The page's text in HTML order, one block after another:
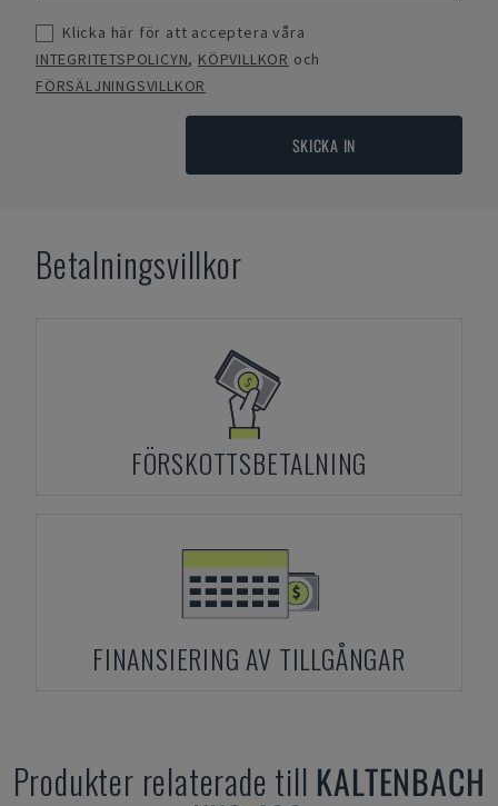
Klicka här för att acceptera våra
INTEGRITETSPOLICYN, KÖPVILLKOR och
FÖRSÄLJNINGSVILLKOR
SKICKA IN
Betalningsvillkor
FÖRSKOTTSBETALNING
FINANSIERING AV TILLGÅNGAR
Produkter relaterade till KALTENBACH